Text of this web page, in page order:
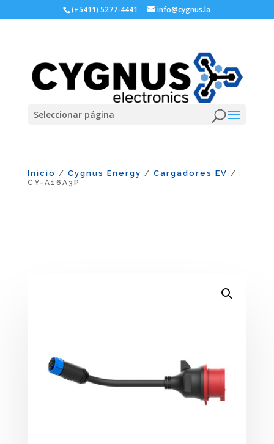
(+5411) 5277-4441 info@cygnus.la
Seleccionar página
Inicio / Cygnus Energy / Cargadores EV /
CY-A16A3P